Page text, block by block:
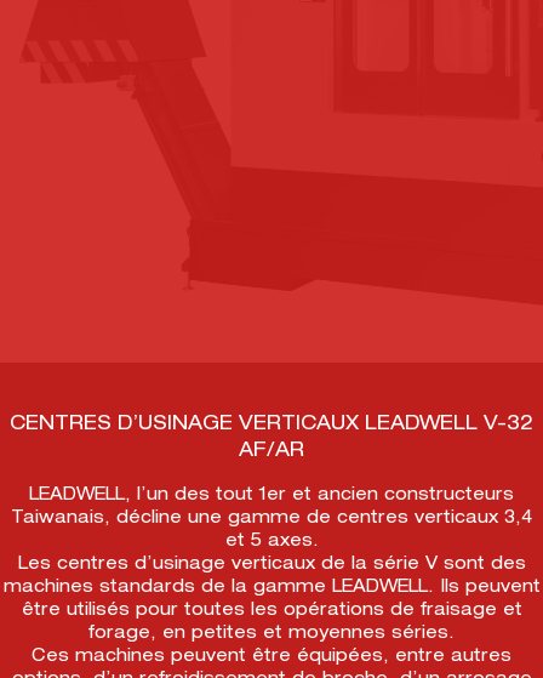
CENTRES D’USINAGE VERTICAUX LEADWELL V-32
AF/AR
LEADWELL, l’un des tout 1er et ancien constructeurs
Taiwanais, décline une gamme de centres verticaux 3,4
et 5 axes.
Les centres d’usinage verticaux de la série V sont des
machines standards de la gamme LEADWELL. Ils peuvent
être utilisés pour toutes les opérations de fraisage et
forage, en petites et moyennes séries.
Ces machines peuvent être équipées, entre autres